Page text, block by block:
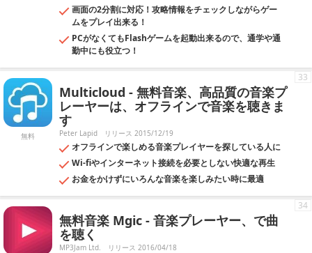
画面の2分割に対応！攻略情報をチェックしながらゲー
ムをプレイ出来る！
PCがなくてもFlashゲームを起動出来るので、通学や通
勤中にも役立つ！
無料
Multicloud - 無料音楽、高品質の音楽プ
レーヤーは、オフラインで音楽を聴きま
す
Peter Lapid リリース 2015/12/19
オフラインで楽しめる音楽プレイヤーを探している人に
Wi-fiやインターネット接続を必要としない快適な再生
お金をかけずにいろんな音楽を楽しみたい時に最適
33
無料音楽 Mgic - 音楽プレーヤー、で曲
を聴く
MP3Jam Ltd. リリース 2016/04/18
34